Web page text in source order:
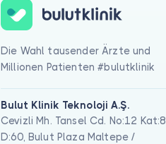
Die Wahl tausender Ärzte und
Millionen Patienten #bulutklinik
Bulut Klinik Teknoloji A.Ş.
Cevizli Mh. Tansel Cd. No:12 Kat:8
D:60, Bulut Plaza Maltepe /